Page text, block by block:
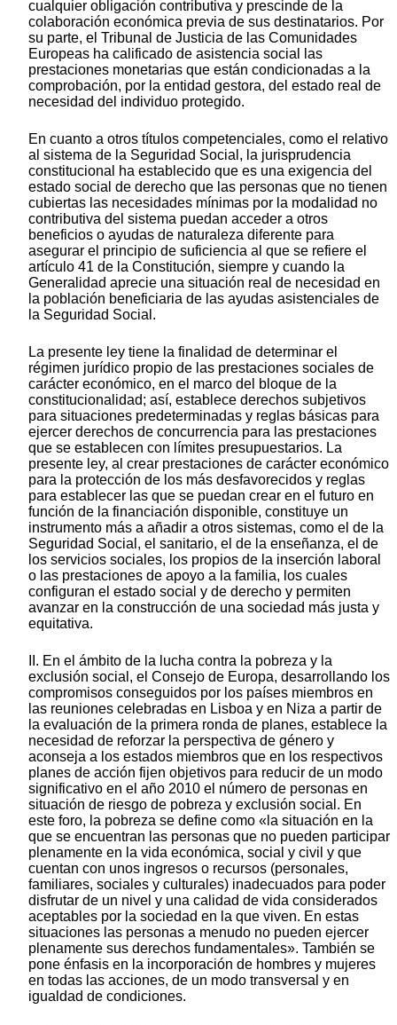
cualquier obligación contributiva y prescinde de la
colaboración económica previa de sus destinatarios. Por
su parte, el Tribunal de Justicia de las Comunidades
Europeas ha calificado de asistencia social las
prestaciones monetarias que están condicionadas a la
comprobación, por la entidad gestora, del estado real de
necesidad del individuo protegido.
En cuanto a otros títulos competenciales, como el relativo
al sistema de la Seguridad Social, la jurisprudencia
constitucional ha establecido que es una exigencia del
estado social de derecho que las personas que no tienen
cubiertas las necesidades mínimas por la modalidad no
contributiva del sistema puedan acceder a otros
beneficios o ayudas de naturaleza diferente para
asegurar el principio de suficiencia al que se refiere el
artículo 41 de la Constitución, siempre y cuando la
Generalidad aprecie una situación real de necesidad en
la población beneficiaria de las ayudas asistenciales de
la Seguridad Social.
La presente ley tiene la finalidad de determinar el
régimen jurídico propio de las prestaciones sociales de
carácter económico, en el marco del bloque de la
constitucionalidad; así, establece derechos subjetivos
para situaciones predeterminadas y reglas básicas para
ejercer derechos de concurrencia para las prestaciones
que se establecen con límites presupuestarios. La
presente ley, al crear prestaciones de carácter económico
para la protección de los más desfavorecidos y reglas
para establecer las que se puedan crear en el futuro en
función de la financiación disponible, constituye un
instrumento más a añadir a otros sistemas, como el de la
Seguridad Social, el sanitario, el de la enseñanza, el de
los servicios sociales, los propios de la inserción laboral
o las prestaciones de apoyo a la familia, los cuales
configuran el estado social y de derecho y permiten
avanzar en la construcción de una sociedad más justa y
equitativa.
II. En el ámbito de la lucha contra la pobreza y la
exclusión social, el Consejo de Europa, desarrollando los
compromisos conseguidos por los países miembros en
las reuniones celebradas en Lisboa y en Niza a partir de
la evaluación de la primera ronda de planes, establece la
necesidad de reforzar la perspectiva de género y
aconseja a los estados miembros que en los respectivos
planes de acción fijen objetivos para reducir de un modo
significativo en el año 2010 el número de personas en
situación de riesgo de pobreza y exclusión social. En
este foro, la pobreza se define como «la situación en la
que se encuentran las personas que no pueden participar
plenamente en la vida económica, social y civil y que
cuentan con unos ingresos o recursos (personales,
familiares, sociales y culturales) inadecuados para poder
disfrutar de un nivel y una calidad de vida considerados
aceptables por la sociedad en la que viven. En estas
situaciones las personas a menudo no pueden ejercer
plenamente sus derechos fundamentales». También se
pone énfasis en la incorporación de hombres y mujeres
en todas las acciones, de un modo transversal y en
igualdad de condiciones.